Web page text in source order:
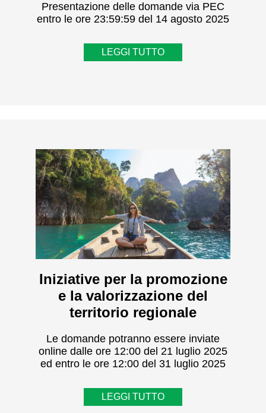
Presentazione delle domande via PEC
entro le ore 23:59:59 del 14 agosto 2025
LEGGI TUTTO
Iniziative per la promozione
e la valorizzazione del
territorio regionale
Le domande potranno essere inviate
online dalle ore 12:00 del 21 luglio 2025
ed entro le ore 12:00 del 31 luglio 2025
LEGGI TUTTO